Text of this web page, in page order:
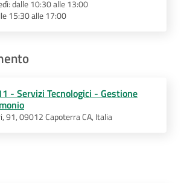
dalle 10:30 alle 13:00
15:30 alle 17:00
- Servizi Tecnologici - Gestione
91, 09012 Capoterra CA, Italia